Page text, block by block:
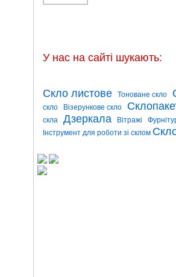
У нас на сайті шукають:
Скло листове Тоноване скло
скло
Візерункове скло
скла
Дзеркала Вітражі
Інструмент для роботи зі склом